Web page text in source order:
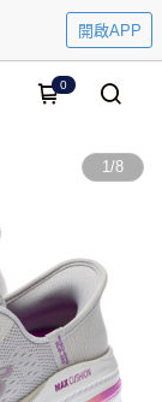
開啟APP
0
1/8